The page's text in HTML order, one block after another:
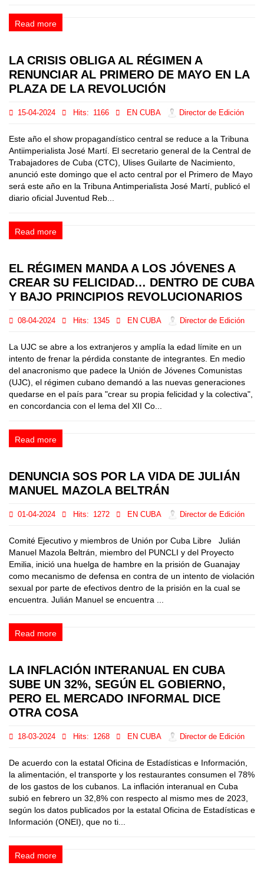
Read more
LA CRISIS OBLIGA AL RÉGIMEN A
RENUNCIAR AL PRIMERO DE MAYO EN LA
PLAZA DE LA REVOLUCIÓN
15-04-2024 Hits: 1166 EN CUBA Director de Edición
Este año el show propagandístico central se reduce a la Tribuna
Antiimperialista José Martí. El secretario general de la Central de
Trabajadores de Cuba (CTC), Ulises Guilarte de Nacimiento,
anunció este domingo que el acto central por el Primero de Mayo
será este año en la Tribuna Antimperialista José Martí, publicó el
diario oficial Juventud Reb...
Read more
EL RÉGIMEN MANDA A LOS JÓVENES A
CREAR SU FELICIDAD… DENTRO DE CUBA
Y BAJO PRINCIPIOS REVOLUCIONARIOS
08-04-2024 Hits: 1345 EN CUBA Director de Edición
La UJC se abre a los extranjeros y amplía la edad límite en un
intento de frenar la pérdida constante de integrantes. En medio
del anacronismo que padece la Unión de Jóvenes Comunistas
(UJC), el régimen cubano demandó a las nuevas generaciones
quedarse en el país para "crear su propia felicidad y la colectiva",
en concordancia con el lema del XII Co...
Read more
DENUNCIA SOS POR LA VIDA DE JULIÁN
MANUEL MAZOLA BELTRÁN
01-04-2024 Hits: 1272 EN CUBA Director de Edición
Comité Ejecutivo y miembros de Unión por Cuba Libre Julián
Manuel Mazola Beltrán, miembro del PUNCLI y del Proyecto
Emilia, inició una huelga de hambre en la prisión de Guanajay
como mecanismo de defensa en contra de un intento de violación
sexual por parte de efectivos dentro de la prisión en la cual se
encuentra. Julián Manuel se encuentra ...
Read more
LA INFLACIÓN INTERANUAL EN CUBA
SUBE UN 32%, SEGÚN EL GOBIERNO,
PERO EL MERCADO INFORMAL DICE
OTRA COSA
18-03-2024 Hits: 1268 EN CUBA Director de Edición
De acuerdo con la estatal Oficina de Estadísticas e Información,
la alimentación, el transporte y los restaurantes consumen el 78%
de los gastos de los cubanos. La inflación interanual en Cuba
subió en febrero un 32,8% con respecto al mismo mes de 2023,
según los datos publicados por la estatal Oficina de Estadísticas e
Información (ONEI), que no ti...
Read more